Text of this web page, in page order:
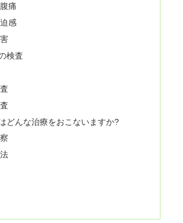
痛
感
検査
どんな治療をおこないますか?